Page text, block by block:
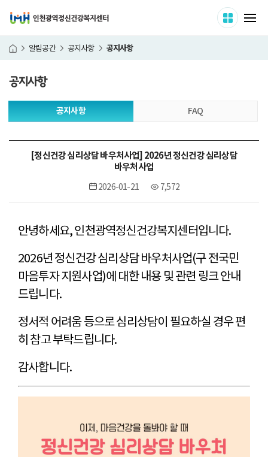
사이트
홈 알림공간 공지사항 공지사항
공지사항
문
작
공지사항 FAQ
[정신건강 심리상담 바우처사업] 2026년 정신건강 심리상담
바우처사업
2026-01-21 7,572
안녕하세요, 인천광역정신건강복지센터입니다.
2026년 정신건강 심리상담 바우처사업(구 전국민
마음투자 지원사업)에 대한 내용 및 관련 링크 안내
드립니다.
정서적 어려움 등으로 심리상담이 필요하실 경우 편
히 참고 부탁드립니다.
감사합니다.